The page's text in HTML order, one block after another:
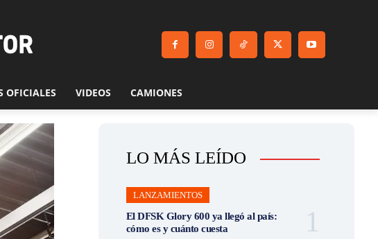
OFICIALES VIDEOS CAMIONES
LO MÁS LEÍDO
LANZAMIENTOS
El DFSK Glory 600 ya llegó al país:
cómo es y cuánto cuesta